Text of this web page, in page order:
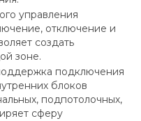
управления
отключение и
создать
зоне.
подключения
блоков
подпотолочных,
сферу